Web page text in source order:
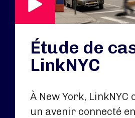
Étude de
LinkNYC
À New York,
un avenir connecté